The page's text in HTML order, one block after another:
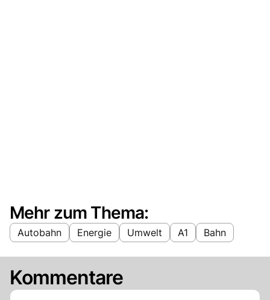
Mehr zum Thema:
Autobahn Energie Umwelt A1 Bahn
Kommentare